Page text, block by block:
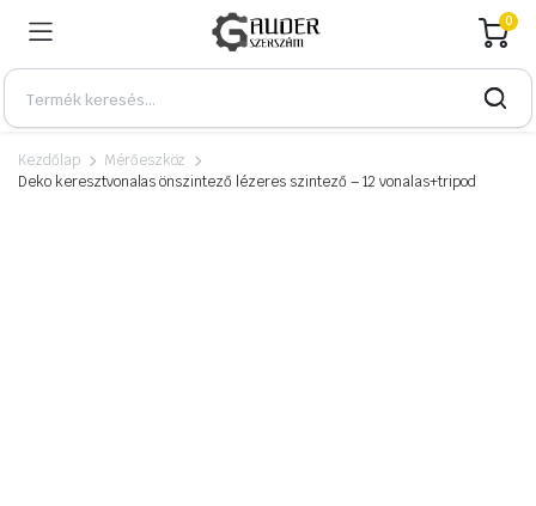
0
Kezdőlap
Mérőeszköz
Deko keresztvonalas önszintező lézeres szintező – 12 vonalas+tripod